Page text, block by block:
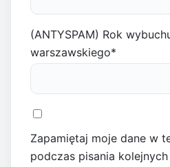
(ANTYSPAM) Rok
warszawskiego*
Zapamiętaj moje dane w
podczas pisania